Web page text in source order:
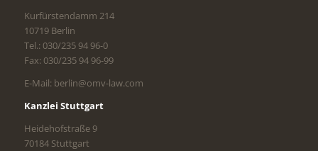
Kurfürstendamm 214
10719 Berlin
Tel.: 030/235 94 96-0
Fax: 030/235 94 96-99
E-Mail: berlin@omv-law.com
Kanzlei Stuttgart
Heidehofstraße 9
70184 Stuttgart